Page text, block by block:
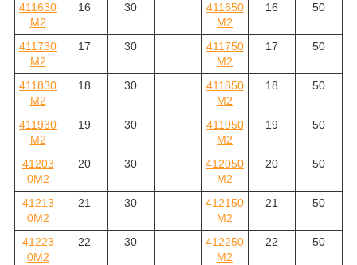
411630
M2
16 30
411650
M2
16 50
411730
M2
17 30
411750
M2
17 50
411830
M2
18 30
411850
M2
18 50
411930
M2
19 30
411950
M2
19 50
41203
0M2
20 30
412050
M2
20 50
41213
0M2
21 30
412150
M2
21 50
41223
0M2
22 30
412250
M2
22 50